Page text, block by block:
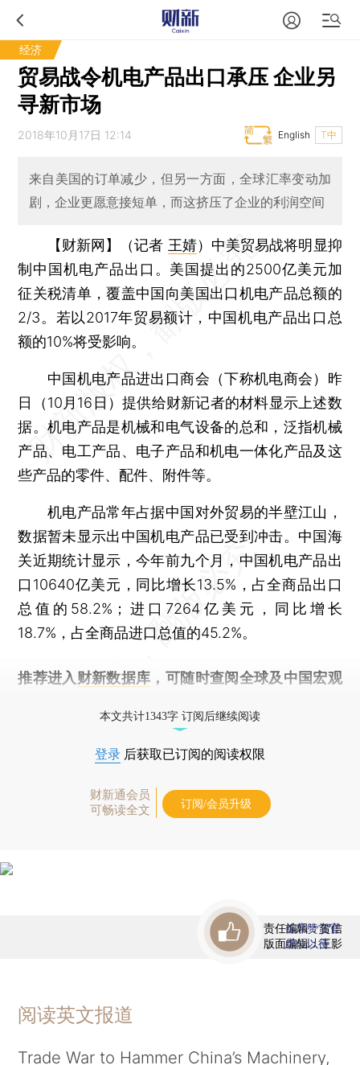
经济
贸易战令机电产品出口承压 企业另
寻新市场
2018年10月17日 12:14 T中
English
来自美国的订单减少，但另一方面，全球汇率变动加
剧，企业更愿意接短单，而这挤压了企业的利润空间
【财新网】（记者 王婧） 中美贸易战将明显抑
制中国机电产品出口。美国提出的2500亿美元加
征关税清单，覆盖中国向美国出口机电产品总额的
2/3。若以2017年贸易额计，中国机电产品出口总
额的10%将受影响。
中国机电产品进出口商会（下称机电商会）昨
日（10月16日）提供给财新记者的材料显示上述数
据。机电产品是机械和电气设备的总和，泛指机械
产品、电工产品、电子产品和机电一体化产品及这
些产品的零件、配件、附件等。
机电产品常年占据中国对外贸易的半壁江山，
数据暂未显示出中国机电产品已受到冲击。中国海
关近期统计显示，今年前九个月，中国机电产品出
口10640亿美元，同比增长13.5%，占全商品出口
总值的58.2%；进口7264亿美元，同比增长
18.7%，占全商品进口总值的45.2%。
推荐进入 财新数据库 ，可随时查阅全球及中国宏观
本文共计1343字 订阅后继续阅读
登录 后获取已订阅的阅读权限
财新通会员
可畅读全文
订阅/会员升级
责任编辑：贺信
版面编辑：王影
首席赞赏官
虚位以待
阅读英文报道
Trade War to Hammer China’s Machinery,